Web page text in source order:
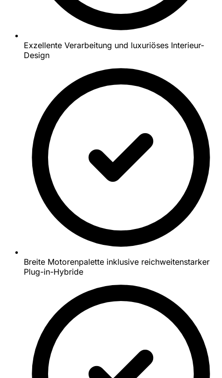
Exzellente Verarbeitung und luxuriöses Interieur-
Design
Breite Motorenpalette inklusive reichweitenstarker
Plug-in-Hybride